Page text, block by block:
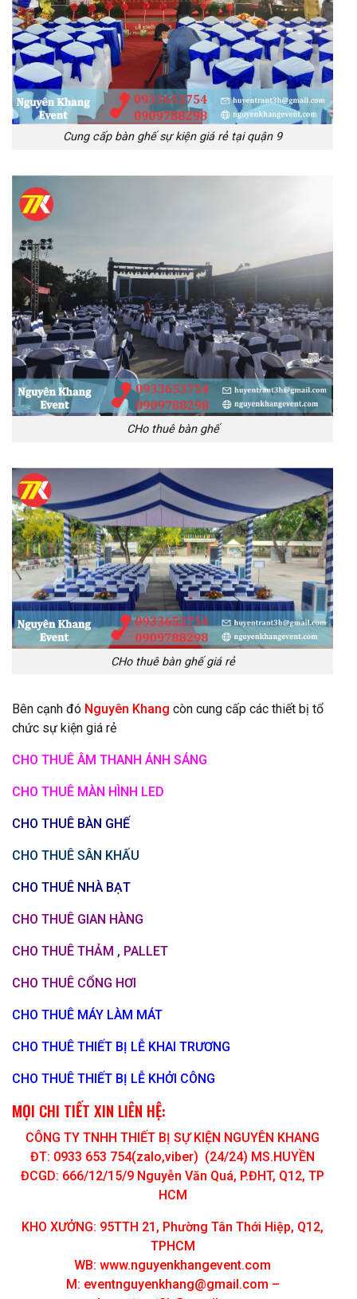
Cung cấp bàn ghế sự kiện giá rẻ tại quận 9
CHo thuê bàn ghế
CHo thuê bàn ghế giá rẻ
Bên cạnh đó Nguyên Khang còn cung cấp các thiết bị tổ
chức sự kiện giá rẻ
CHO THUÊ ÂM THANH ÁNH SÁNG
CHO THUÊ MÀN HÌNH LED
CHO THUÊ BÀN GHẾ
CHO THUÊ SÂN KHẤU
CHO THUÊ NHÀ BẠT
CHO THUÊ GIAN HÀNG
CHO THUÊ THẢM , PALLET
CHO THUÊ CỔNG HƠI
CHO THUÊ MÁY LÀM MÁT
CHO THUÊ THIẾT BỊ LỄ KHAI TRƯƠNG
CHO THUÊ THIẾT BỊ LỄ KHỞI CÔNG
MỌI CHI TIẾT XIN LIÊN HỆ:
CÔNG TY TNHH THIẾT BỊ SỰ KIỆN NGUYÊN KHANG
ĐT: 0933 653 754(zalo,viber) (24/24) MS.HUYỀN
ĐCGD: 666/12/15/9 Nguyễn Văn Quá, P.ĐHT, Q12, TP
HCM
KHO XƯỞNG: 95TTH 21, Phường Tân Thới Hiệp, Q12,
TPHCM
WB: www.nguyenkhangevent.com
M: eventnguyenkhang@gmail.com –